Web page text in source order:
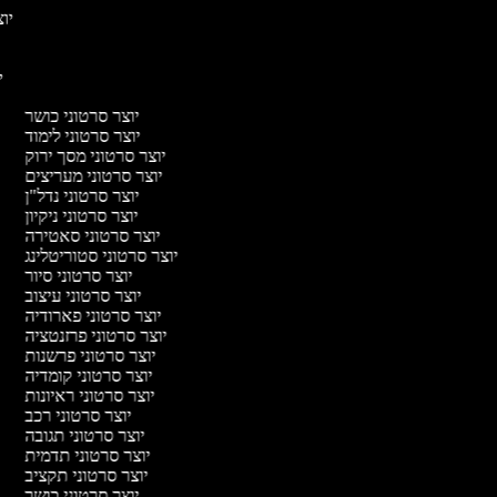
יוצר סרטוני כושר
יוצר סרטוני לימוד
יוצר סרטוני מסך ירוק
יוצר סרטוני מעריצים
יוצר סרטוני נדל"ן
יוצר סרטוני ניקיון
יוצר סרטוני סאטירה
יוצר סרטוני סטוריטלינג
יוצר סרטוני סיור
יוצר סרטוני עיצוב
יוצר סרטוני פארודיה
יוצר סרטוני פרזנטציה
יוצר סרטוני פרשנות
יוצר סרטוני קומדיה
יוצר סרטוני ראיונות
יוצר סרטוני רכב
יוצר סרטוני תגובה
יוצר סרטוני תדמית
יוצר סרטוני תקציב